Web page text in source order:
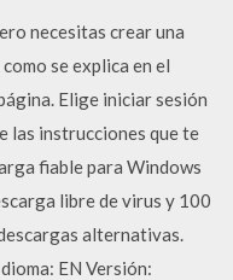
necesitas crear una
se explica en el
Elige iniciar sesión
las instrucciones que te
fiable para Windows
libre de virus y 100
alternativas.
EN Versión: